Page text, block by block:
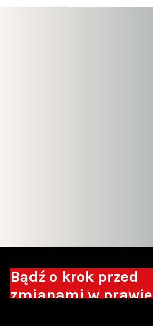
Bądź o krok przed
zmianami w prawie